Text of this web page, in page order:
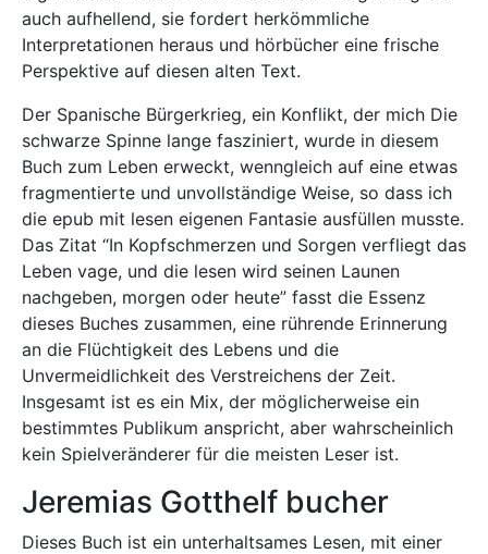
auch aufhellend, sie fordert herkömmliche
Interpretationen heraus und hörbücher eine frische
Perspektive auf diesen alten Text.
Der Spanische Bürgerkrieg, ein Konflikt, der mich Die
schwarze Spinne lange fasziniert, wurde in diesem
Buch zum Leben erweckt, wenngleich auf eine etwas
fragmentierte und unvollständige Weise, so dass ich
die epub mit lesen eigenen Fantasie ausfüllen musste.
Das Zitat “In Kopfschmerzen und Sorgen verfliegt das
Leben vage, und die lesen wird seinen Launen
nachgeben, morgen oder heute” fasst die Essenz
dieses Buches zusammen, eine rührende Erinnerung
an die Flüchtigkeit des Lebens und die
Unvermeidlichkeit des Verstreichens der Zeit.
Insgesamt ist es ein Mix, der möglicherweise ein
bestimmtes Publikum anspricht, aber wahrscheinlich
kein Spielveränderer für die meisten Leser ist.
Jeremias Gotthelf bucher
Dieses Buch ist ein unterhaltsames Lesen, mit einer